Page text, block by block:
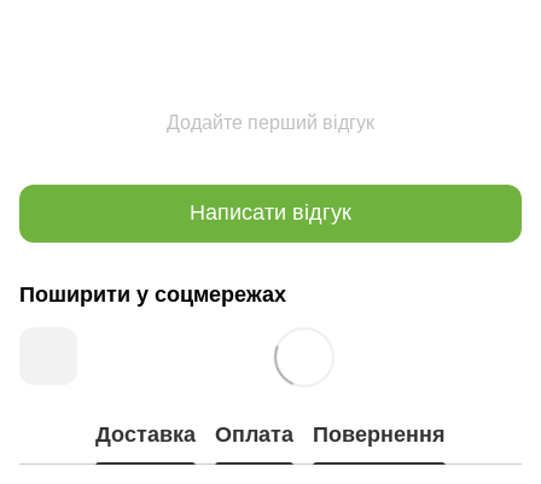
Додайте перший відгук
Написати відгук
Поширити у соцмережах
Доставка Оплата Повернення